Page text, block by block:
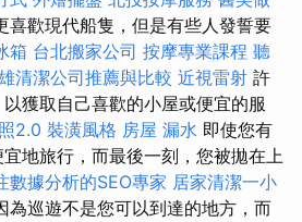
喜歡現代船隻，但是有些人發誓要
箱 台北搬家公司 按摩專業課程 聽
清潔公司推薦與比較 近視雷射 許
獲取自己喜歡的小屋或便宜的服
2.0 裝潢風格 房屋 漏水 即使您有
地旅行，而最後一刻，您被拋在上
數據分析的SEO專家 居家清潔一小
為巡遊不是您可以到達的地方，而